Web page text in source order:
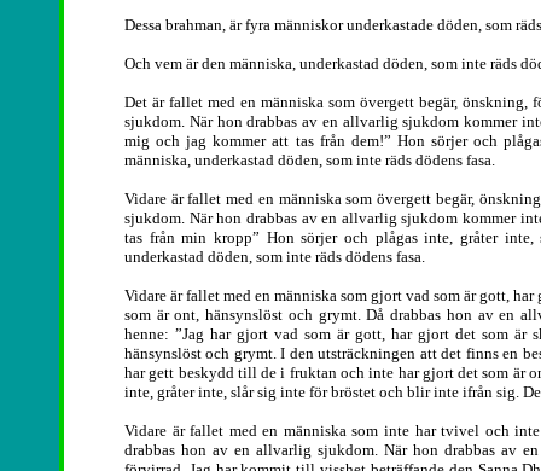
Dessa brahman, är fyra människor underkastade döden, som
Och vem är den människa, underkastad döden, som inte räds
Det är fallet med en människa som övergett begär,
sjukdom. När hon drabbas av en allvarlig sjukdom kommer
mig och jag kommer att tas från dem!” Hon sörjer och
människa, underkastad döden, som inte räds dödens fasa.
Vidare är fallet med en människa som övergett begär,
sjukdom. När hon drabbas av en allvarlig sjukdom kommer
tas från min kropp” Hon sörjer och plågas inte, gråter
underkastad döden, som inte räds dödens fasa.
Vidare är fallet med en människa som gjort vad som är gott,
som är ont, hänsynslöst och grymt. Då drabbas hon av en
henne: ”Jag har gjort vad som är gott, har gjort det som
hänsynslöst och grymt. I den utsträckningen att det finns en
har gett beskydd till de i fruktan och inte har gjort det som är
inte, gråter inte, slår sig inte för bröstet och blir inte ifrån sig.
Vidare är fallet med en människa som inte har tvivel och
drabbas hon av en allvarlig sjukdom. När hon drabbas av